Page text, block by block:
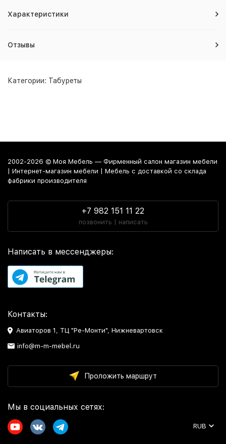
Характеристики
Отзывы
Категории: Табуреты
2002-2026 © Моя Мебель — Фирменный салон магазин мебели
| Интернет-магазин мебели | Мебель с доставкой со склада
фабрики производителя
+7 982 151 11 22
позвонить | написать
Написать в мессенджеры:
Контакты:
Авиаторов 1, ТЦ "Ре-Монти", Нижневартовск
info@m-m-mebel.ru
Проложить маршрут
Мы в социальных сетях:
RUB